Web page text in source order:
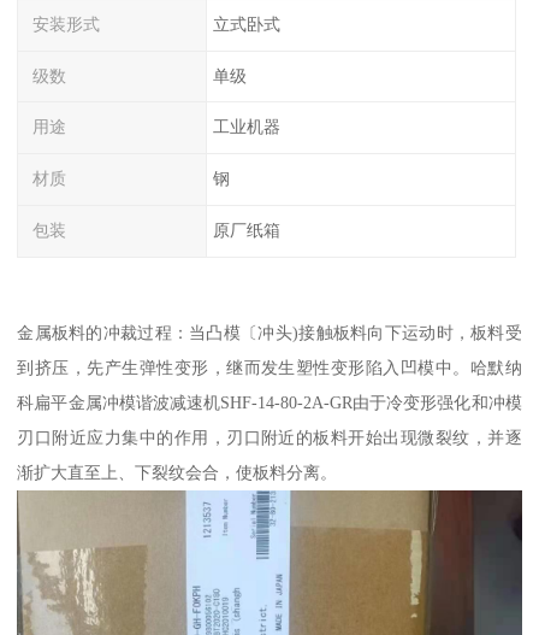
安装形式 立式卧式
级数 单级
用途 工业机器
材质 钢
包装 原厂纸箱
金属板料的冲裁过程：当凸模〔冲头)接触板料向下运动时，板料受
到挤压，先产生弹性变形，继而发生塑性变形陷入凹模中。哈默纳
科扁平金属冲模谐波减速机SHF-14-80-2A-GR由于冷变形强化和冲模
刃口附近应力集中的作用，刃口附近的板料开始出现微裂纹，并逐
渐扩大直至上、下裂纹会合，使板料分离。